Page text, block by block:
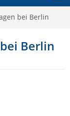
bei Berlin
Berlin